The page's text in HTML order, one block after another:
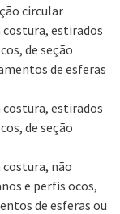
circular
costura, estirados
de seção
de esferas
costura, estirados
de seção
costura, não
e perfis ocos,
de esferas ou